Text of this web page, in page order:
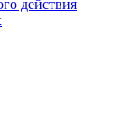
действия